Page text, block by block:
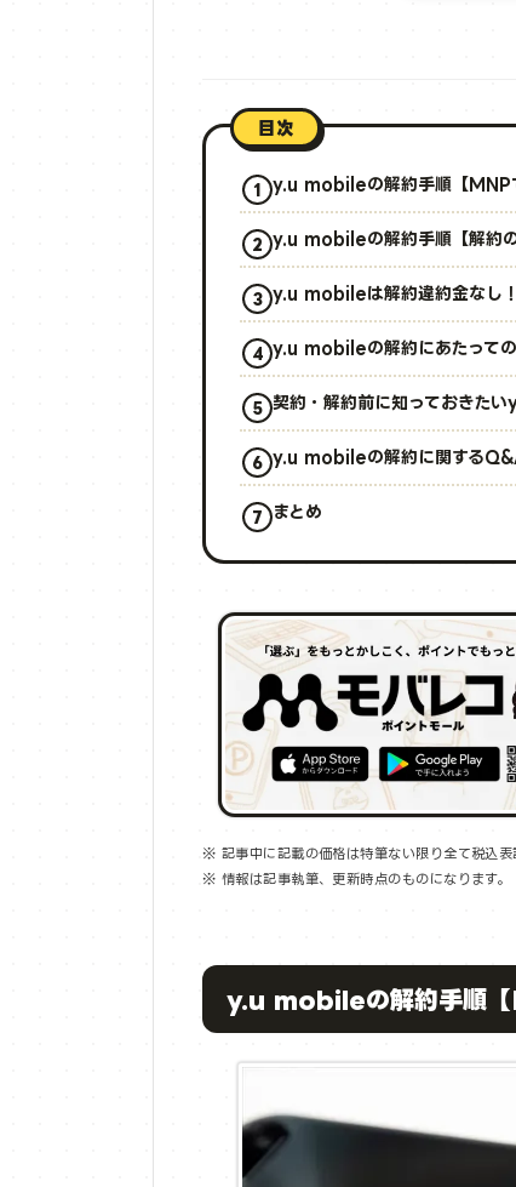
目次
y.u mobileの解約手順【MNP
y.u mobileの解約手順【解約の
y.u mobileは解約違約金なし！
y.u mobileの解約にあたって
契約・解約前に知っておきた
y.u mobileの解約に関する
まとめ
※ 記事中に記載の価格は特筆ない限り全て税込表
※ 情報は記事執筆、更新時点のものになります。
y.u mobileの解約手順【